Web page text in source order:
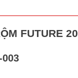
FUTURE
003